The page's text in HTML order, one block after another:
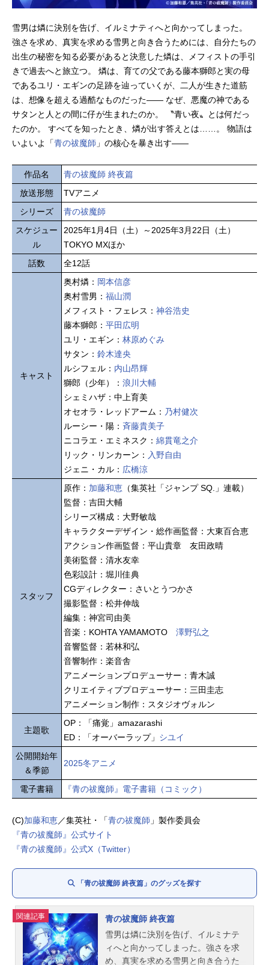
雪男は燐に決別を告げ、イルミナティへと向かってしまった。
強さを求め、真実を求める雪男と向き合うためには、自分たちの
出生の秘密を知る必要があると決意した燐は、メフィストの手引
きで過去へと旅立つ。 燐は、育ての父である藤本獅郎と実の母
であるユリ・エギンの足跡を辿っていくが、二人が生きた道筋
は、想像を超える過酷なものだった―― なぜ、悪魔の神である
サタンと人との間に仔が生まれたのか。 〝青い夜〟とは何だっ
たのか。 すべてを知ったとき、燐が出す答えとは……。 物語は
いよいよ「青の祓魔師 」の核心を暴き出す――
作品名
青の祓魔師 終夜篇
放送形態
TVアニメ
シリーズ
青の祓魔師
スケジュー
ル
2025年1月4日（土）～2025年3月22日（土）
TOKYO MXほか
話数
全12話
キャスト
奥村燐： 岡本信彦
奥村雪男： 福山潤
メフィスト・フェレス： 神谷浩史
藤本獅郎： 平田広明
ユリ・エギン： 林原めぐみ
サタン： 鈴木達央
ルシフェル： 内山昂輝
獅郎（少年）： 浪川大輔
シェミハザ：中上育美
オセオラ・レッドアーム： 乃村健次
ルーシー・陽： 斉藤貴美子
ニコラエ・エミネスク： 綿貫竜之介
リック・リンカーン： 入野自由
ジェニ・カル： 広橋涼
スタッフ
原作： 加藤和恵 （集英社「ジャンプ SQ.」連載）
監督：吉田大輔
シリーズ構成：大野敏哉
キャラクターデザイン・総作画監督：大東百合恵
アクション作画監督：平山貴章 友田政晴
美術監督：清水友幸
色彩設計：堀川佳典
CGディレクター：さいとうつかさ
撮影監督：松井伸哉
編集：神宮司由美
音楽：KOHTA YAMAMOTO 澤野弘之
音響監督：若林和弘
音響制作：楽音舎
アニメーションプロデューサー：青木誠
クリエイティブプロデューサー：三田圭志
アニメーション制作：スタジオヴォルン
主題歌
OP：「痛覚」amazarashi
ED：「オーバーラップ」 シユイ
公開開始年
＆季節
2025冬アニメ
電子書籍 『青の祓魔師』電子書籍（コミック）
(C)加藤和恵／集英社・「青の祓魔師 」製作委員会
『青の祓魔師』公式サイト
『青の祓魔師』公式X（Twitter）
「青の祓魔師 終夜篇」のグッズを探す
関連記事
青の祓魔師 終夜篇
雪男は燐に決別を告げ、イルミナテ
ィへと向かってしまった。強さを求
め、真実を求める雪男と向き合うた